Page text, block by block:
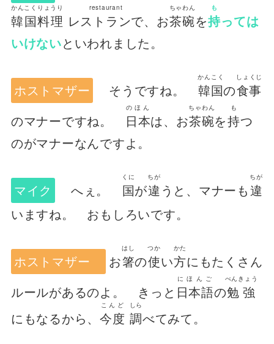
韓国料理
かんこくりょうり
レストランで
restaurant
、お茶碗
ちゃわん
を持
も
っては
いけないといわれました。
ホストマザー そうですね。 韓国
かんこく
の食事
しょくじ
のマナーですね。 日本
のほん
は、お茶碗
ちゃわん
を持
も
つ
のがマナーなんですよ。
マイク へぇ。 国
くに
が違
ちが
うと、マナーも違
ちが
いますね。 おもしろいです。
ホストマザー お箸
はし
の使
つか
い方
かた
にもたくさん
ルールがあるのよ。 きっと 日本語
にほんご
の勉強
べんきょう
にもなるから、今度
こんど
調
しら
べてみて。